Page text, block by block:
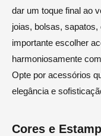
dar um toque final ao
joias, bolsas,
importante escolher
harmoniosamente
Opte por acessórios
elegância e
Cores e